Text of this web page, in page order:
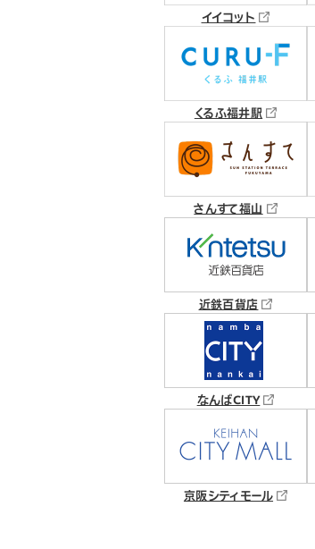
イイコット
くるふ福井駅
さんすて福山
近鉄百貨店
なんばCITY
京阪シティモール